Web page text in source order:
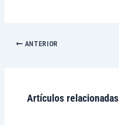
ANTERIOR
Artículos relacionadas